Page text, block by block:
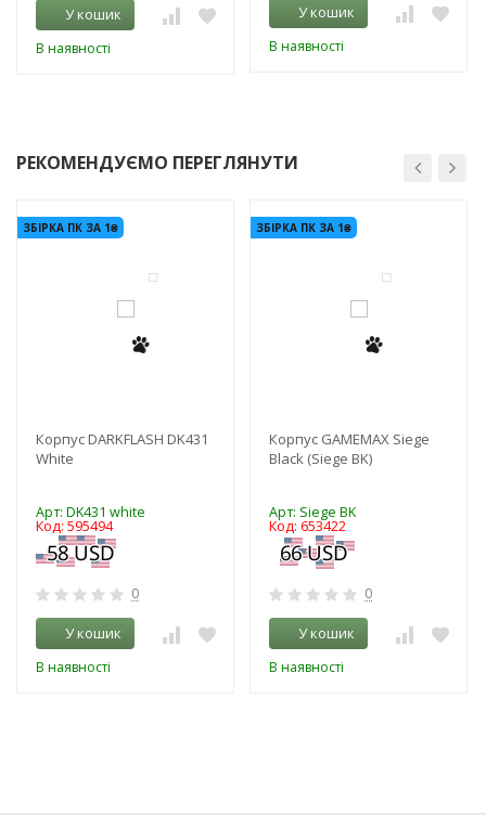
У кошик
В наявності
У кошик
В наявності
РЕКОМЕНДУЄМО ПЕРЕГЛЯНУТИ
ЗБІРКА ПК ЗА 1₴
Корпус DARKFLASH DK431
White
Арт: DK431 white
Код: 595494
0
У кошик
В наявності
ЗБІРКА ПК ЗА 1₴
Корпус GAMEMAX Siege
Black (Siege BK)
Арт: Siege BK
Код: 653422
0
У кошик
В наявності